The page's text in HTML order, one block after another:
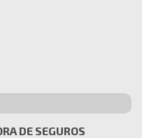
DE SEGUROS